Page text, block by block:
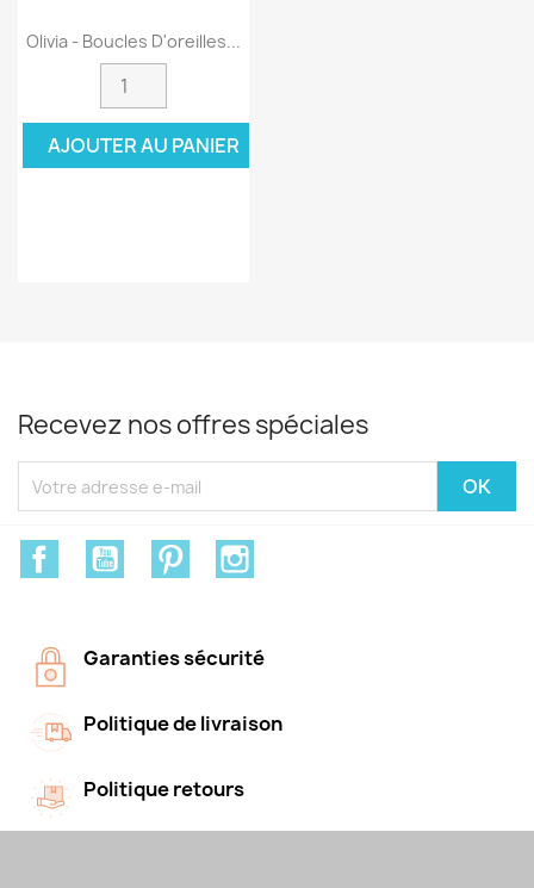
Olivia - Boucles D'oreilles...
AJOUTER AU PANIER
Recevez nos offres spéciales
FacebookYouTube Pinterest
Garanties sécurité
Politique de livraison
Politique retours